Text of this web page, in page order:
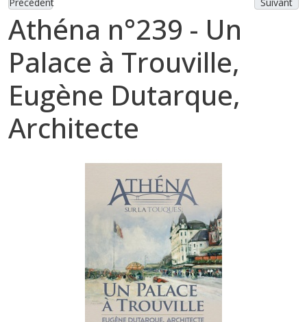
Athéna n°239 - Un
Palace à Trouville,
Eugène Dutarque,
Architecte